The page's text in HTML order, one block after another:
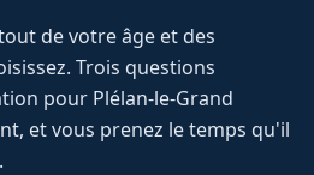
de votre âge et des
Trois questions
pour Plélan-le-Grand
et vous prenez le temps qu'il